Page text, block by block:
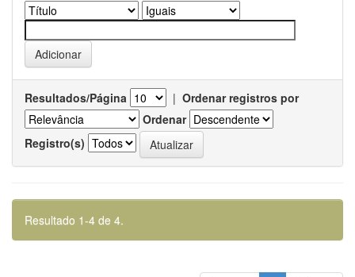
Resultados/Página | Ordenar registros por
Ordenar
Registro(s)
Resultado 1-4 de 4.